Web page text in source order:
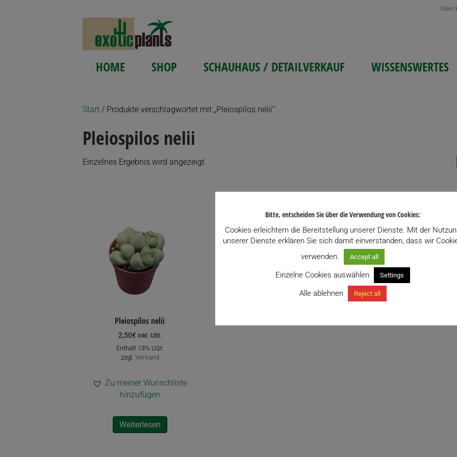
Mein
HOME SHOP SCHAUHAUS / DETAILVERKAUF WISSENSWERTES
Start / Produkte verschlagwortet mit „Pleiospilos nelii“
Pleiospilos nelii
Einzelnes Ergebnis wird angezeigt
Pleiospilos nelii
2,50€ inkl. USt.
Enthält 13% USt.
zzgl. Versand
Zu meiner Wunschliste
hinzufügen
Weiterlesen
Bitte, entscheiden Sie über die Verwendung von Cookies:
Cookies erleichtern die Bereitstellung unserer Dienste. Mit der
unserer Dienste erklären Sie sich damit einverstanden, dass wir
verwenden.
Accept all
Einzelne Cookies auswählen Settings
Alle ablehnen Reject all